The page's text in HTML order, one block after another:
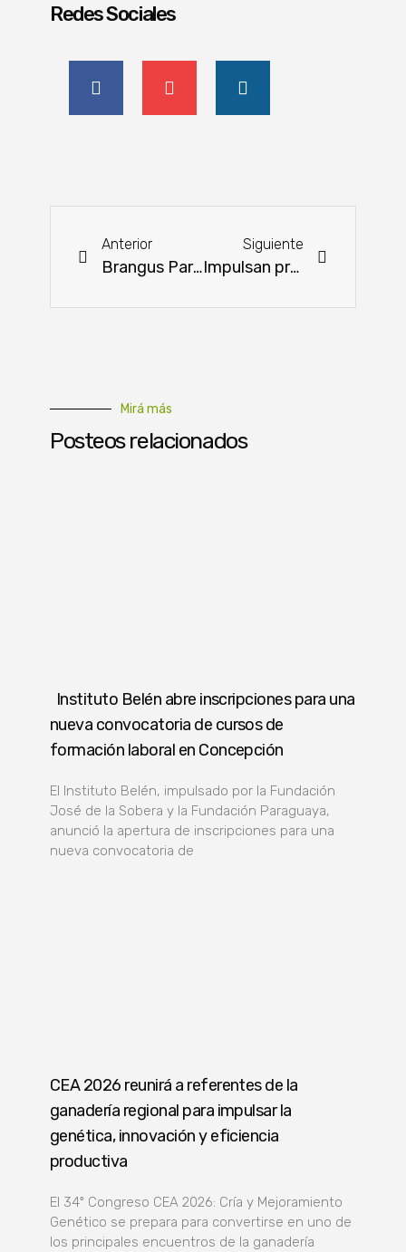
Redes Sociales
Anterior
Brangus Paraguay redefine su enfoque en el plan de cruzamiento
Siguiente
Impulsan proyecto cría de peces en estanque en distritos de Ñeembucú
Mirá más
Posteos relacionados
Instituto Belén abre inscripciones para una
nueva convocatoria de cursos de
formación laboral en Concepción
El Instituto Belén, impulsado por la Fundación
José de la Sobera y la Fundación Paraguaya,
anunció la apertura de inscripciones para una
nueva convocatoria de
CEA 2026 reunirá a referentes de la
ganadería regional para impulsar la
genética, innovación y eficiencia
productiva
El 34º Congreso CEA 2026: Cría y Mejoramiento
Genético se prepara para convertirse en uno de
los principales encuentros de la ganadería